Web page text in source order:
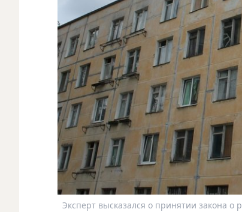
Эксперт высказался о принятии закона